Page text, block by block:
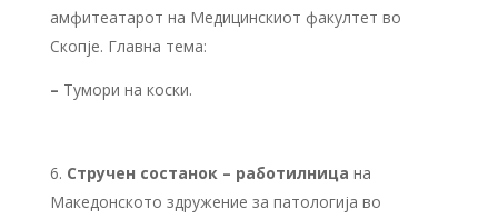
амфитеатарот на Медицинскиот факултет во
Скопје. Главна тема:
– Тумори на коски.
Стручен состанок – работилница на
Македонското здружение за патологија во